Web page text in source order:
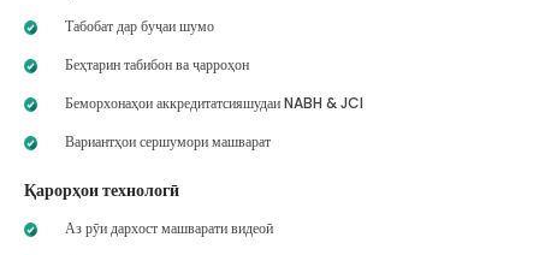
Табобат дар буҷаи шумо
Беҳтарин табибон ва ҷарроҳон
Беморхонаҳои аккредитатсияшудаи NABH & JCI
Вариантҳои сершумори машварат
Қарорҳои технологӣ
Аз рӯи дархост машварати видеоӣ